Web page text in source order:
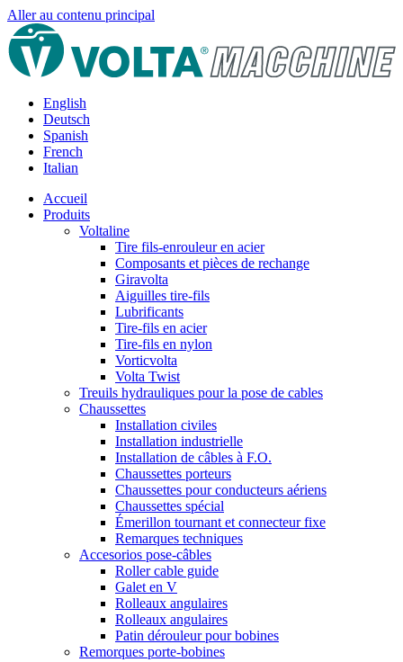
Aller au contenu principal
English
Deutsch
Spanish
French
Italian
Accueil
Produits
Voltaline
Tire fils-enrouleur en acier
Composants et pièces de rechange
Giravolta
Aiguilles tire-fils
Lubrificants
Tire-fils en acier
Tire-fils en nylon
Vorticvolta
Volta Twist
Treuils hydrauliques pour la pose de cables
Chaussettes
Installation civiles
Installation industrielle
Installation de câbles à F.O.
Chaussettes porteurs
Chaussettes pour conducteurs aériens
Chaussettes spécial
Émerillon tournant et connecteur fixe
Remarques techniques
Accesorios pose-câbles
Roller cable guide
Galet en V
Rolleaux angulaires
Rolleaux angulaires
Patin dérouleur pour bobines
Remorques porte-bobines